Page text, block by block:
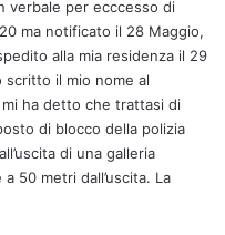
verbale per ecccesso di
ma notificato il 28 Maggio,
alla mia residenza il 29
il mio nome al
mi ha detto che trattasi di
di blocco della polizia
di una galleria
50 metri dall’uscita. La